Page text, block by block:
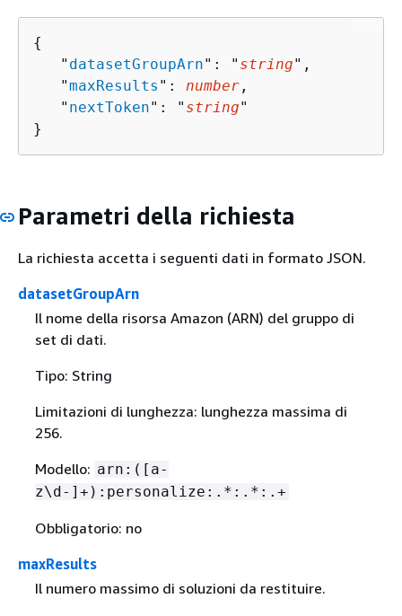
{
   "
datasetGroupArn": " string",
   "
maxResults ": number ,
   "
nextToken": " string"
}
Parametri della richiesta
La richiesta accetta i seguenti dati in formato JSON.
datasetGroupArn
Il nome della risorsa Amazon (ARN) del gruppo di
set di dati.
Tipo: String
Limitazioni di lunghezza: lunghezza massima di
256.
Modello: arn:([a-
z\d-]+):personalize:.*:.*:.+
Obbligatorio: no
maxResults
Il numero massimo di soluzioni da restituire.